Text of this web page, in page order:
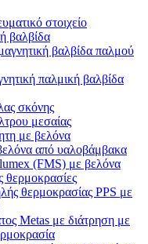
στοιχείο
βαλβίδα
βαλβίδα παλμού
παλμική βαλβίδα
σκόνης
μεσαίας
με βελόνα
από υαλοβάμβακα
(FMS) με βελόνα
θερμοκρασίες
θερμοκρασίας PPS με
Metas με διάτρηση με